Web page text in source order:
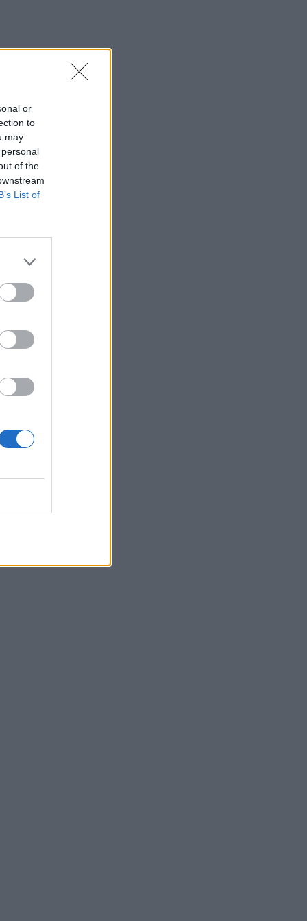
or
to
may
of the
List of
Ιταλία: Στη Νάπολη καταγράφηκε
θερμοκρασία-ρεκόρ 48 βαθμών